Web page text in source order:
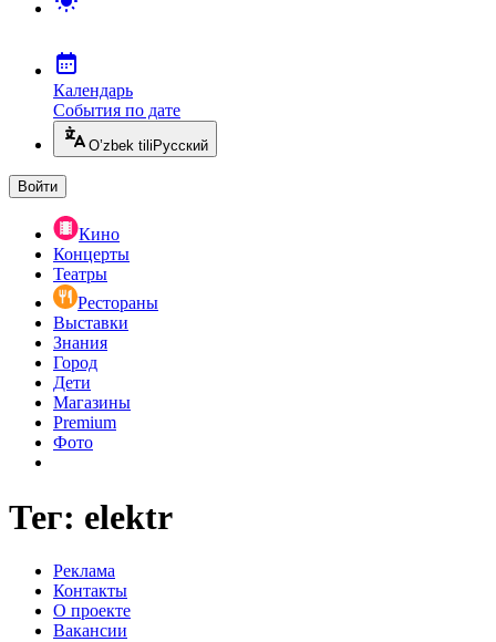
Календарь
События по дате
O’zbek tili Русский
Войти
Кино
Концерты
Театры
Рестораны
Выставки
Знания
Город
Дети
Магазины
Premium
Фото
Тег: elektr
Реклама
Контакты
О проекте
Вакансии